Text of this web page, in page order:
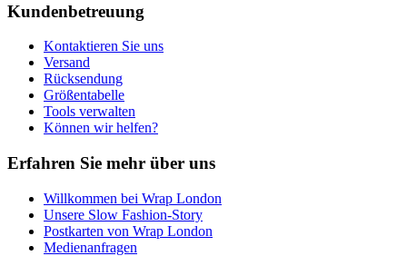
Kundenbetreuung
Kontaktieren Sie uns
Versand
Rücksendung
Größentabelle
Tools verwalten
Können wir helfen?
Erfahren Sie mehr über uns
Willkommen bei Wrap London
Unsere Slow Fashion-Story
Postkarten von Wrap London
Medienanfragen